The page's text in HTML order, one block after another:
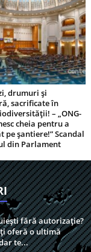
drumuri și
sacrificate în
– „ONG-
cheia pentru a
pe șantiere!” Scandal
din Parlament
fără autorizație?
oferă o ultimă
te...